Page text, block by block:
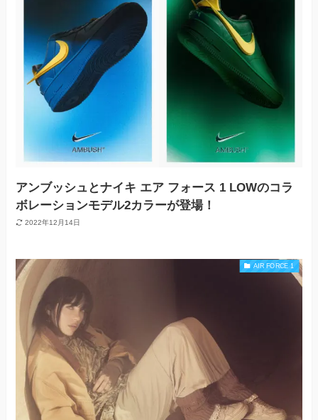
アンブッシュとナイキ エア フォース 1 LOWのコラ
ボレーションモデル2カラーが登場！
2022年12月14日
AIR FORCE 1